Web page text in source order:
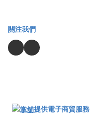
關注我們
提供電子商貿服務